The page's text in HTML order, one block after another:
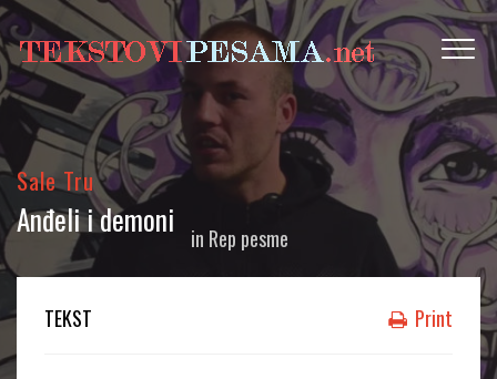
Sale Tru
Anđeli i demoni in Rep pesme
TEKST Print